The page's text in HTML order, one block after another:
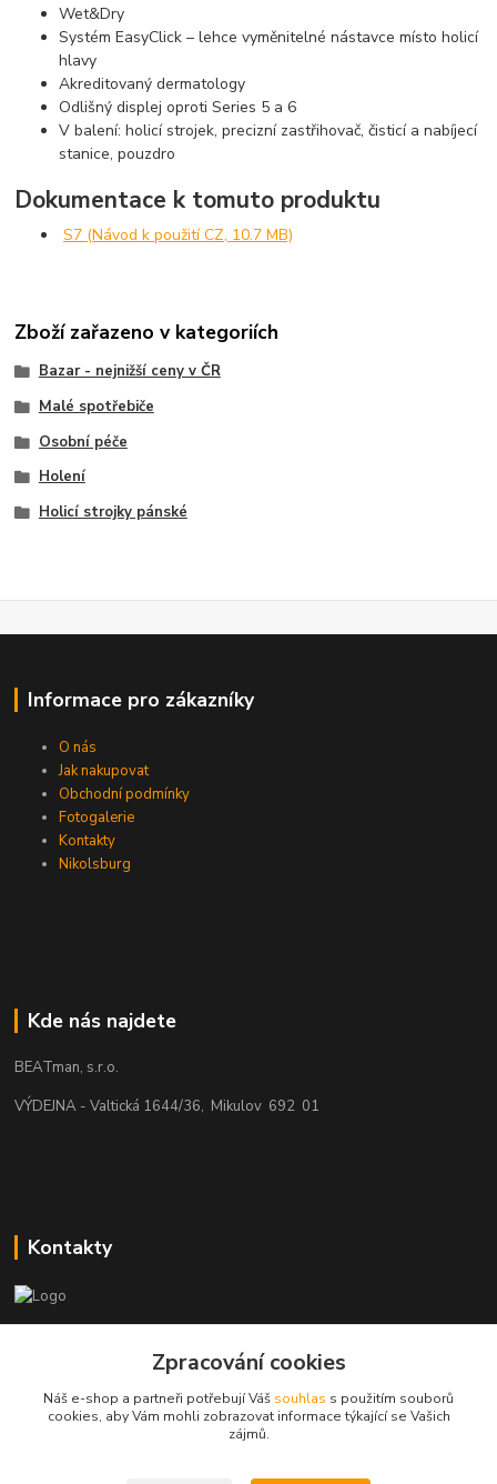
Wet&Dry
Systém EasyClick – lehce vyměnitelné nástavce místo holicí
hlavy
Akreditovaný dermatology
Odlišný displej oproti Series 5 a 6
V balení: holicí strojek, precizní zastřihovač, čisticí a nabíjecí
stanice, pouzdro
Dokumentace k tomuto produktu
S7 (Návod k použití CZ, 10.7 MB)
Zboží zařazeno v kategoriích
Bazar - nejnižší ceny v ČR
Malé spotřebiče
Osobní péče
Holení
Holicí strojky pánské
Informace pro zákazníky
O nás
Jak nakupovat
Obchodní podmínky
Fotogalerie
Kontakty
Nikolsburg
Kde nás najdete
BEATman, s.r.o.
VÝDEJNA - Valtická 1644/36, Mikulov 692 01
Kontakty
elektro@beatman.cz
Zpracování cookies
Náš e-shop a partneři potřebují Váš souhlas s použitím souborů
cookies, aby Vám mohli zobrazovat informace týkající se Vašich
zájmů.